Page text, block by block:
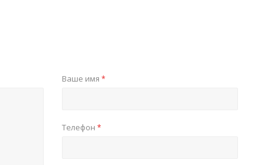
Ваше имя *
Телефон *